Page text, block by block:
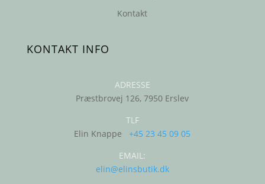
Kontakt
KONTAKT INFO
ADRESSE
Præstbrovej 126, 7950 Erslev
TLF
Elin Knappe+45 23 45 09 05
EMAIL:
elin@elinsbutik.dk